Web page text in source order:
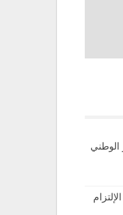
الوطني